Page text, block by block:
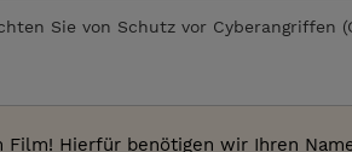
Sie von Schutz vor Cyberangriffen
Hierfür benötigen wir Ihren